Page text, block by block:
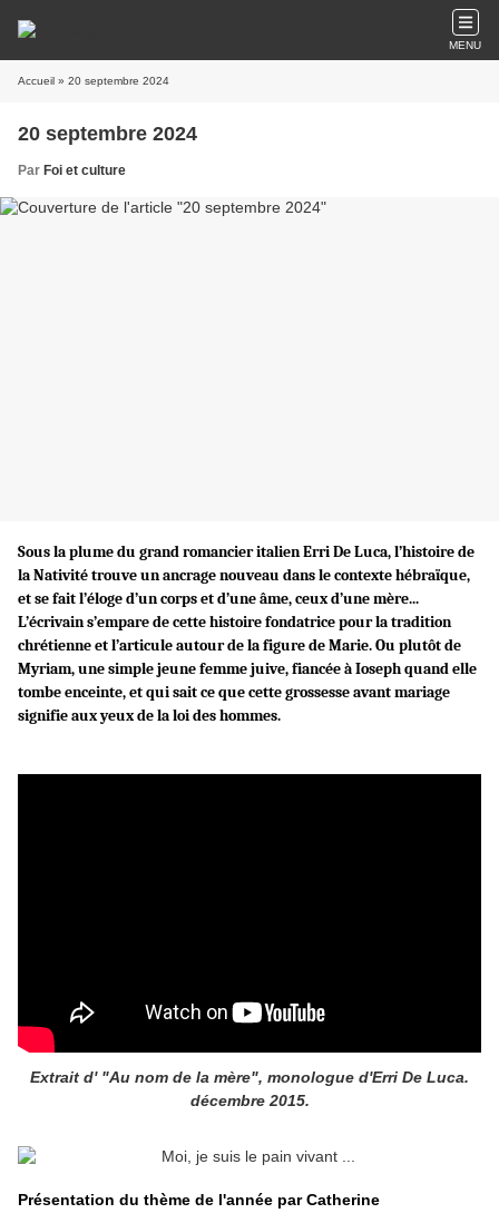
MENU
Accueil » 20 septembre 2024
20 septembre 2024
Par Foi et culture
Sous la plume du grand romancier italien Erri De Luca, l’histoire de
la Nativité trouve un ancrage nouveau dans le contextehébraïque,
et se fait l’éloge d’un corps et d’une âme, ceux d’une mère...
L’écrivain s’empare de cette histoire fondatrice pour latradition
chrétienne et l’articule autour de la figure de Marie. Ou plutôt de
Myriam, une simple jeune femme juive, fiancée à Ioseph quand elle
tombe enceinte, et qui sait ce que cette grossesse avant mariage
signifie aux yeux de la loi des hommes.
Extrait d' "Au nom de la mère", monologue d'Erri De Luca.
décembre 2015.
Présentation du thème de l'année par Catherine